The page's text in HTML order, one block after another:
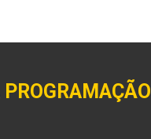
PROGRAMAÇÃO